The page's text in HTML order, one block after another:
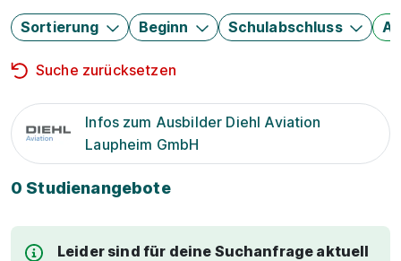
Sortierung Beginn Schulabschluss
Suche zurücksetzen
Infos zum Ausbilder Diehl Aviation
Laupheim GmbH
0 Studienangebote
Leider sind für deine Suchanfrage aktuell